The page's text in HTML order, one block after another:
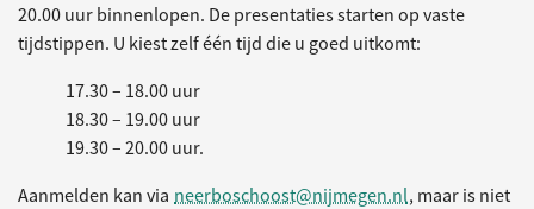
20.00 uur binnenlopen. De presentaties starten op vaste
tijdstippen. U kiest zelf één tijd die u goed uitkomt:
17.30 – 18.00 uur
18.30 – 19.00 uur
19.30 – 20.00 uur.
Aanmelden kan via neerboschoost@nijmegen.nl, maar is niet